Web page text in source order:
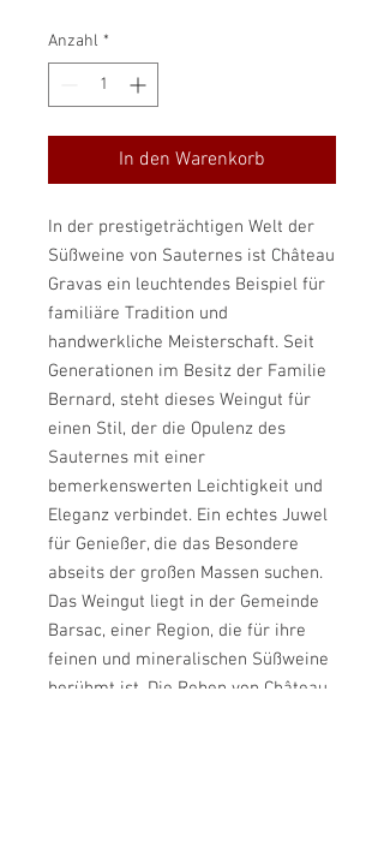
Anzahl *
In den Warenkorb
In der prestigeträchtigen Welt der
Süßweine von Sauternes ist Château
Gravas ein leuchtendes Beispiel für
familiäre Tradition und
handwerkliche Meisterschaft. Seit
Generationen im Besitz der Familie
Bernard, steht dieses Weingut für
einen Stil, der die Opulenz des
Sauternes mit einer
bemerkenswerten Leichtigkeit und
Eleganz verbindet. Ein echtes Juwel
für Genießer, die das Besondere
abseits der großen Massen suchen.
Das Weingut liegt in der Gemeinde
Barsac, einer Region, die für ihre
feinen und mineralischen Süßweine
berühmt ist. Die Reben von Château